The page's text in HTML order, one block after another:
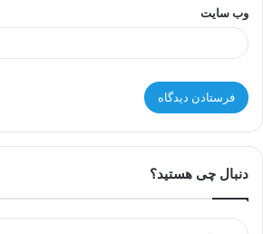
وب‌ سایت
دنبال چی هستید؟